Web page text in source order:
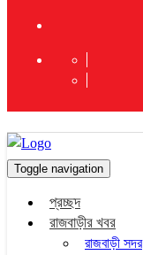
Toggle navigation
প্রচ্ছদ
রাজবাড়ীর খবর
রাজবাড়ী সদর